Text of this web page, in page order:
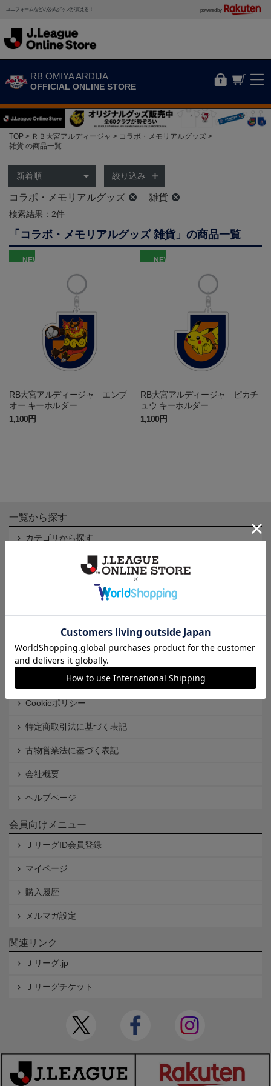
ユニフォームなどの公式グッズが買える！ powered by
RB OMIYA ARDIJA
OFFICIAL ONLINE STORE
TOP ＲＢ大宮アルディージャ
コラボ・メモリアルグッズ
雑貨 の商品一覧
絞り込み
コラボ・メモリアルグッズ 雑貨
検索結果：2件
「コラボ・メモリアルグッズ 雑貨」の商品一覧
NEW
RB大宮アルディージャ エンブ
オー キーホルダー
1,100円
NEW
RB大宮アルディージャ ピカチ
ュウ キーホルダー
1,100円
一覧から探す
カテゴリから探す
Ｊリーグオンラインストアとは
利用規約
個人情報保護方針
Cookieポリシー
特定商取引法に基づく表記
古物営業法に基づく表記
会社概要
ヘルプページ
会員向けメニュー
ＪリーグID会員登録
マイページ
購入履歴
メルマガ設定
関連リンク
Ｊリーグ.jp
Ｊリーグチケット